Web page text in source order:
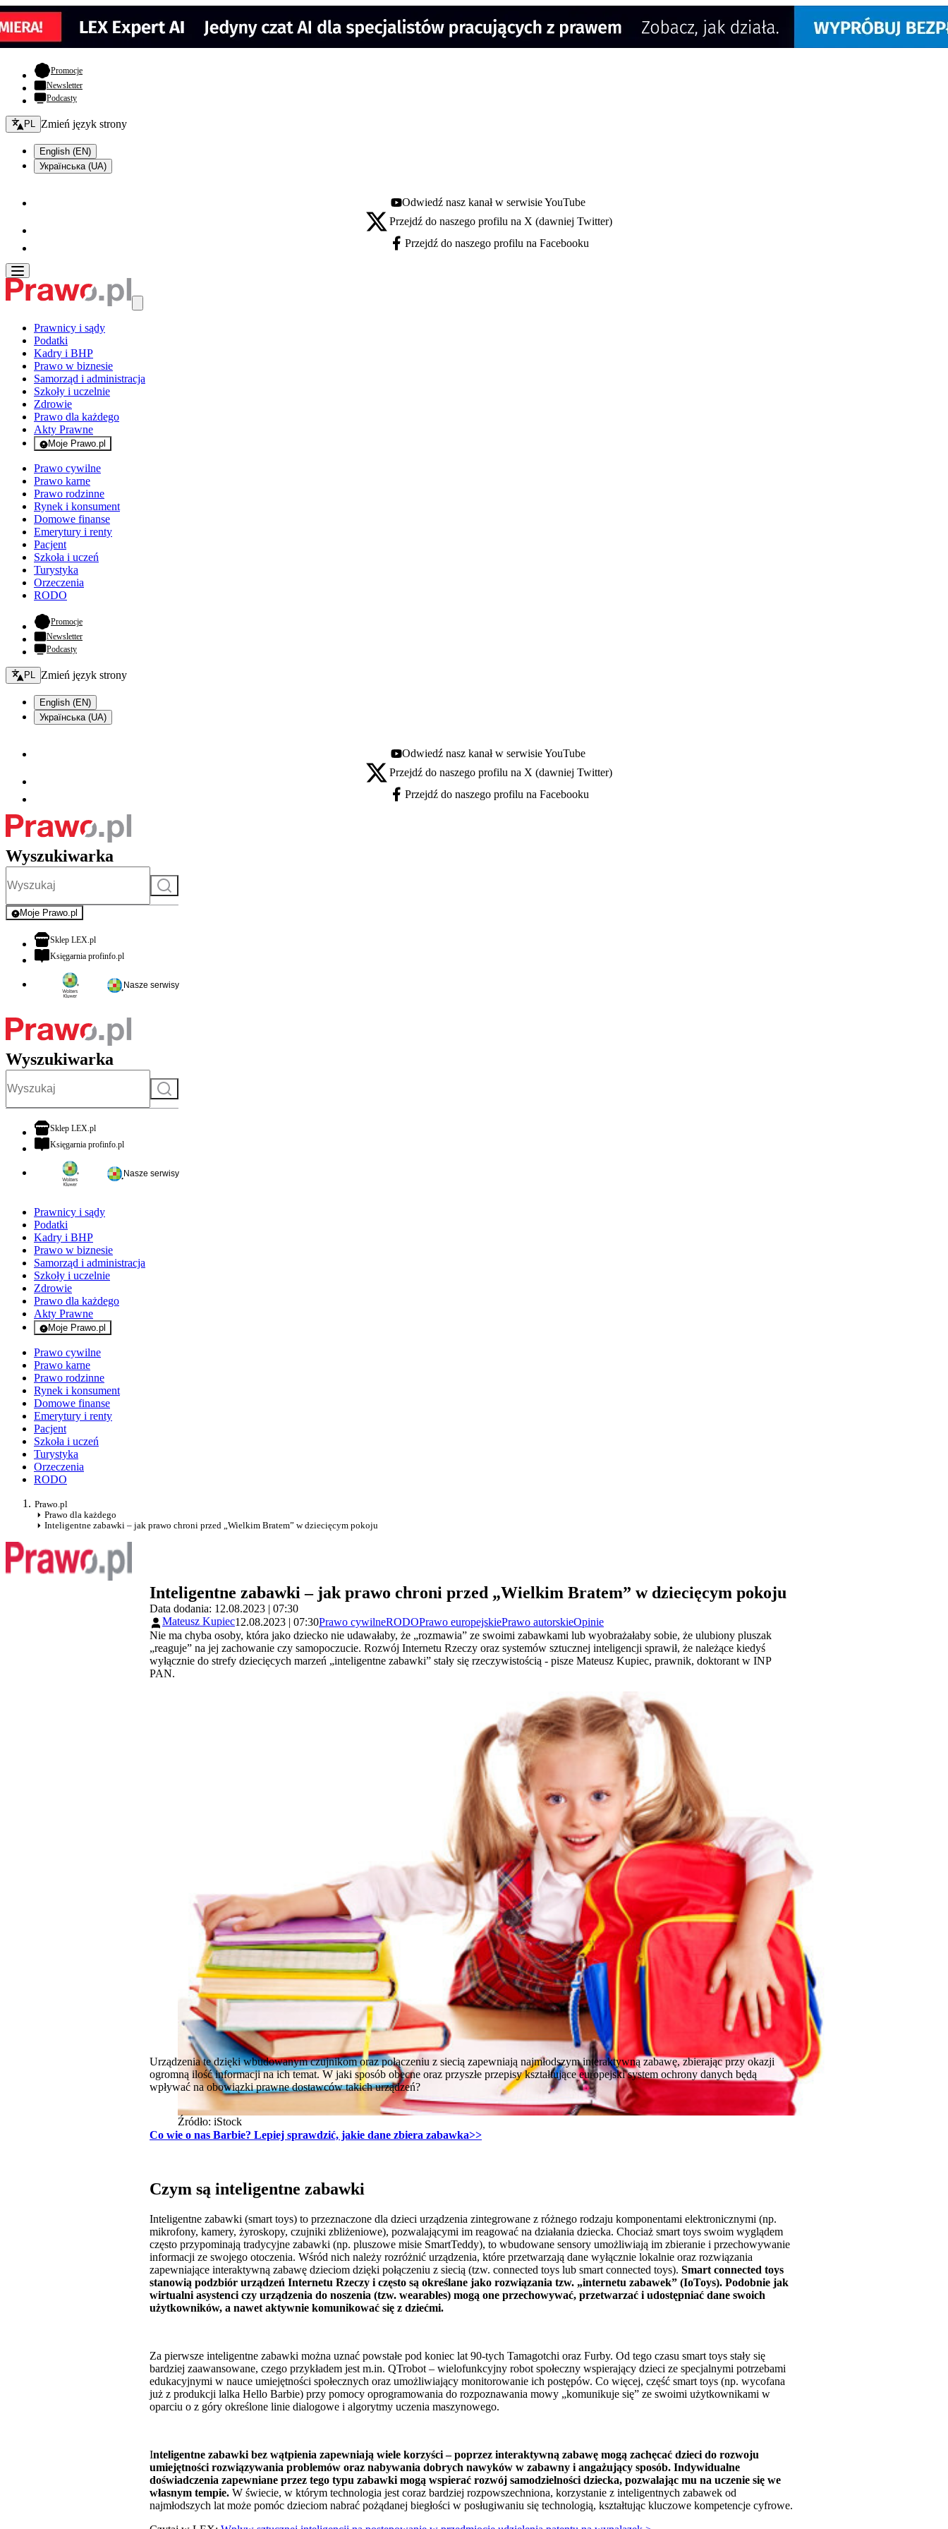
Promocje- otwiera się w nowej karcie
Newsletter
Podcasty
Zmień język - bieżący:
PL Zmień język strony
English (EN)
Українська (UA)
Youtube - otwiera się w nowej karcie
Odwiedź nasz kanał w serwisie YouTube
X - otwiera się w nowej karcie
Przejdź do naszego profilu na X (dawniej Twitter)
Facebook - otwiera się w nowej karcie
Przejdź do naszego profilu na Facebooku
Prawnicy i sądy
Podatki
Kadry i BHP
Prawo w biznesie
Samorząd i administracja
Szkoły i uczelnie
Zdrowie
Prawo dla każdego
Akty Prawne
Moje Prawo.pl
- rejestracja i logowanie do serwisu
Prawo cywilne
Prawo karne
Prawo rodzinne
Rynek i konsument
Domowe finanse
Emerytury i renty
Pacjent
Szkoła i uczeń
Turystyka
Orzeczenia
RODO
Promocje- otwiera się w nowej karcie
Newsletter
Podcasty
Zmień język - bieżący:
PL Zmień język strony
English (EN)
Українська (UA)
Youtube - otwiera się w nowej karcie
Odwiedź nasz kanał w serwisie YouTube
X - otwiera się w nowej karcie
Przejdź do naszego profilu na X (dawniej Twitter)
Facebook - otwiera się w nowej karcie
Przejdź do naszego profilu na Facebooku
Wyszukiwarka
Szukaj
Moje Prawo.pl
- rejestracja i logowanie do serwisu
Sklep LEX.plotwiera się w nowej karcie
Księgarnia profinfo.plotwiera się w nowej karcie
Nasze serwisy
Wyszukiwarka
Szukaj
Sklep LEX.plotwiera się w nowej karcie
Księgarnia profinfo.plotwiera się w nowej karcie
Nasze serwisy
Prawnicy i sądy
Podatki
Kadry i BHP
Prawo w biznesie
Samorząd i administracja
Szkoły i uczelnie
Zdrowie
Prawo dla każdego
Akty Prawne
Moje Prawo.pl
- rejestracja i logowanie do serwisu
Prawo cywilne
Prawo karne
Prawo rodzinne
Rynek i konsument
Domowe finanse
Emerytury i renty
Pacjent
Szkoła i uczeń
Turystyka
Orzeczenia
RODO
Prawo.pl
Prawo dla każdego
Inteligentne zabawki – jak prawo chroni przed „Wielkim Bratem” w dziecięcym pokoju
Inteligentne zabawki – jak prawo chroni przed „Wielkim Bratem” w dziecięcym pokoju
Data dodania: 12.08.2023 | 07:30
Mateusz Kupiec12.08.2023 | 07:30Prawo cywilneRODOPrawo europejskiePrawo autorskieOpinie
Nie ma chyba osoby, która jako dziecko nie udawałaby, że „rozmawia” ze swoimi zabawkami lub wyobrażałaby sobie, że ulubiony pluszak
„reaguje” na jej zachowanie czy samopoczucie. Rozwój Internetu Rzeczy oraz systemów sztucznej inteligencji sprawił, że należące kiedyś
wyłącznie do strefy dziecięcych marzeń „inteligentne zabawki” stały się rzeczywistością - pisze Mateusz Kupiec, prawnik, doktorant w INP
PAN.
Źródło: iStock
Urządzenia te dzięki wbudowanym czujnikom oraz połączeniu z siecią zapewniają najmłodszym interaktywną zabawę, zbierając przy okazji
ogromną ilość informacji na ich temat. W jaki sposób obecne oraz przyszłe przepisy kształtujące europejski system ochrony danych będą
wpływać na obowiązki prawne dostawców takich urządzeń?
Co wie o nas Barbie? Lepiej sprawdzić, jakie dane zbiera zabawka>>
Czym są inteligentne zabawki
Inteligentne zabawki (smart toys) to przeznaczone dla dzieci urządzenia zintegrowane z różnego rodzaju komponentami elektronicznymi (np.
mikrofony, kamery, żyroskopy, czujniki zbliżeniowe), pozwalającymi im reagować na działania dziecka. Chociaż smart toys swoim wyglądem
często przypominają tradycyjne zabawki (np. pluszowe misie SmartTeddy), to wbudowane sensory umożliwiają im zbieranie i przechowywanie
informacji ze swojego otoczenia. Wśród nich należy rozróżnić urządzenia, które przetwarzają dane wyłącznie lokalnie oraz rozwiązania
zapewniające interaktywną zabawę dzieciom dzięki połączeniu z siecią (tzw. connected toys lub smart connected toys). Smart connected toys
stanowią podzbiór urządzeń Internetu Rzeczy i często są określane jako rozwiązania tzw. „internetu zabawek” (IoToys). Podobnie jak
wirtualni asystenci czy urządzenia do noszenia (tzw. wearables) mogą one przechowywać, przetwarzać i udostępniać dane swoich
użytkowników, a nawet aktywnie komunikować się z dziećmi.
Za pierwsze inteligentne zabawki można uznać powstałe pod koniec lat 90-tych Tamagotchi oraz Furby. Od tego czasu smart toys stały się
bardziej zaawansowane, czego przykładem jest m.in. QTrobot – wielofunkcyjny robot społeczny wspierający dzieci ze specjalnymi potrzebami
edukacyjnymi w nauce umiejętności społecznych oraz umożliwiający monitorowanie ich postępów. Co więcej, część smart toys (np. wycofana
już z produkcji lalka Hello Barbie) przy pomocy oprogramowania do rozpoznawania mowy „komunikuje się” ze swoimi użytkownikami w
oparciu o z góry określone linie dialogowe i algorytmy uczenia maszynowego.
Inteligentne zabawki bez wątpienia zapewniają wiele korzyści – poprzez interaktywną zabawę mogą zachęcać dzieci do rozwoju
umiejętności rozwiązywania problemów oraz nabywania dobrych nawyków w zabawny i angażujący sposób. Indywidualne
doświadczenia zapewniane przez tego typu zabawki mogą wspierać rozwój samodzielności dziecka, pozwalając mu na uczenie się we
własnym tempie. W świecie, w którym technologia jest coraz bardziej rozpowszechniona, korzystanie z inteligentnych zabawek od
najmłodszych lat może pomóc dzieciom nabrać pożądanej biegłości w posługiwaniu się technologią, kształtując kluczowe kompetencje cyfrowe.